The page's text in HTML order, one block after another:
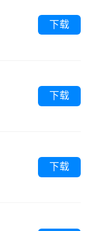
下载
下载
下载